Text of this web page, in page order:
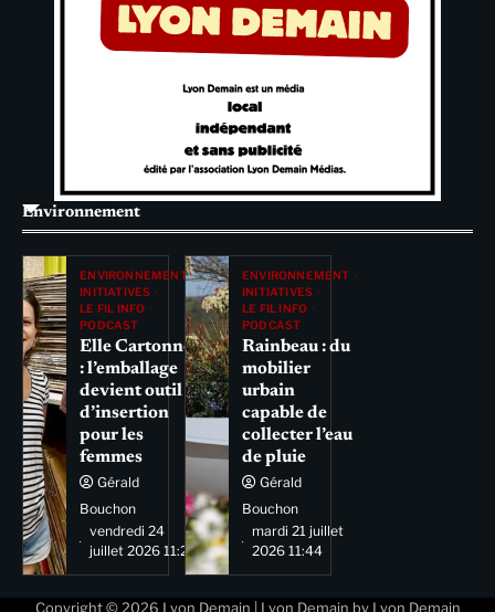
Environnement
ENVIRONNEMENT
INITIATIVES
LE FIL INFO
PODCAST
Elle Cartonne
: l’emballage
devient outil
d’insertion
pour les
femmes
Gérald
Bouchon
vendredi 24
juillet 2026 11:29
ENVIRONNEMENT
INITIATIVES
LE FIL INFO
PODCAST
Rainbeau : du
mobilier
urbain
capable de
collecter l’eau
de pluie
Gérald
Bouchon
mardi 21 juillet
2026 11:44
Copyright © 2026 Lyon Demain | Lyon Demain by Lyon Demain